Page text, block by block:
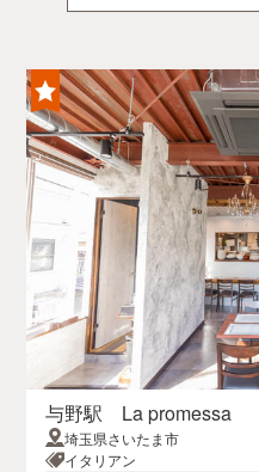
与野駅 La promessa
埼玉県さいたま市
イタリアン